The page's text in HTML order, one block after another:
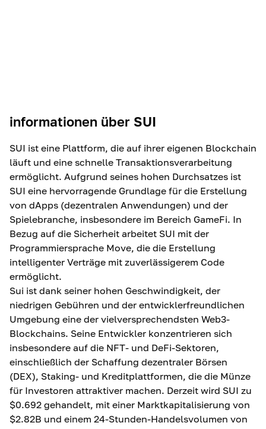
informationen über SUI
SUI ist eine Plattform, die auf ihrer eigenen Blockchain
läuft und eine schnelle Transaktionsverarbeitung
ermöglicht. Aufgrund seines hohen Durchsatzes ist
SUI eine hervorragende Grundlage für die Erstellung
von dApps (dezentralen Anwendungen) und der
Spielebranche, insbesondere im Bereich GameFi. In
Bezug auf die Sicherheit arbeitet SUI mit der
Programmiersprache Move, die die Erstellung
intelligenter Verträge mit zuverlässigerem Code
ermöglicht.
Sui ist dank seiner hohen Geschwindigkeit, der
niedrigen Gebühren und der entwicklerfreundlichen
Umgebung eine der vielversprechendsten Web3-
Blockchains. Seine Entwickler konzentrieren sich
insbesondere auf die NFT- und DeFi-Sektoren,
einschließlich der Schaffung dezentraler Börsen
(DEX), Staking- und Kreditplattformen, die die Münze
für Investoren attraktiver machen. Derzeit wird SUI zu
$0.692 gehandelt, mit einer Marktkapitalisierung von
$2.82B und einem 24-Stunden-Handelsvolumen von